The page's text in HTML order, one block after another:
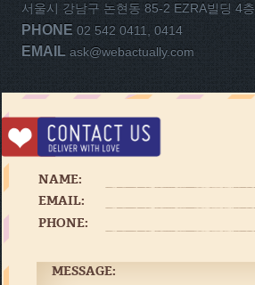
서울시 강남구 논현동 85-2 EZRA빌딩 4층
PHONE 02 542 0411, 0414
EMAIL ask@webactually.com
NAME:
EMAIL:
PHONE:
MESSAGE: